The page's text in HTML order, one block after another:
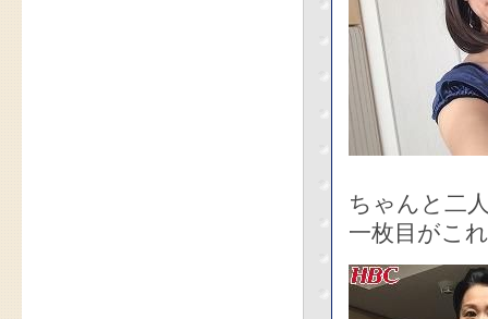
ちゃんと二
一枚目がこ